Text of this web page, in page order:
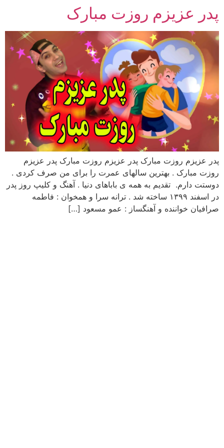
پرش
به
محتوا
پدر عزیزم روزت مبارک
پدر عزیزم روزت مبارک پدر عزیزم روزت مبارک پدر عزیزم
روزت مبارک . بهترین سالهای عمرت را برای من صرف کردی .
دوستت دارم. تقدیم به همه ی باباهای دنیا . آهنگ و کلیپ روز پدر
در اسفند ۱۳۹۹ ساخته شد . ترانه سرا و همخوان : فاطمه
صرافیان خواننده و آهنگساز : عمو مسعود […]